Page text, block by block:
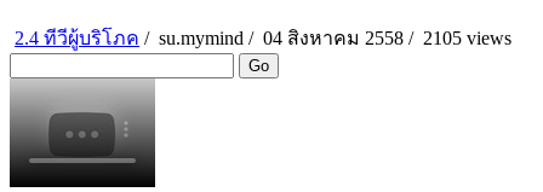
2.4 ทีวีผู้บริโภค / su.mymind / 04 สิงหาคม 2558 / 2105 views
Go